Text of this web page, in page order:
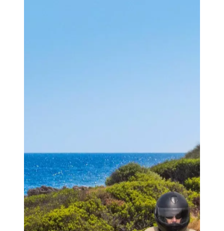
zur Kenntnis genommen habe.
Absenden